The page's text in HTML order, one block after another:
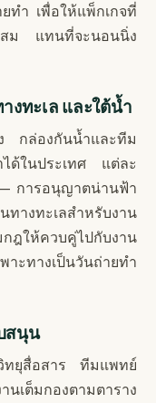
ทำ เพื่อให้แพ็กเกจที่
สม แทนที่จะนอนนิ่ง
งทะเล และใต้น้ำ
กล่องกันน้ำและทีม
ด้ในประเทศ แต่ละ
การอนุญาตน่านฟ้า
ทางทะเลสำหรับงาน
ให้ควบคู่ไปกับงาน
ะทางเป็นวันถ่ายทำ
สนุน
ทยุสื่อสาร ทีมแพทย์
เต็มกองตามตาราง